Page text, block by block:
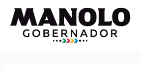
contenido
de
entradas